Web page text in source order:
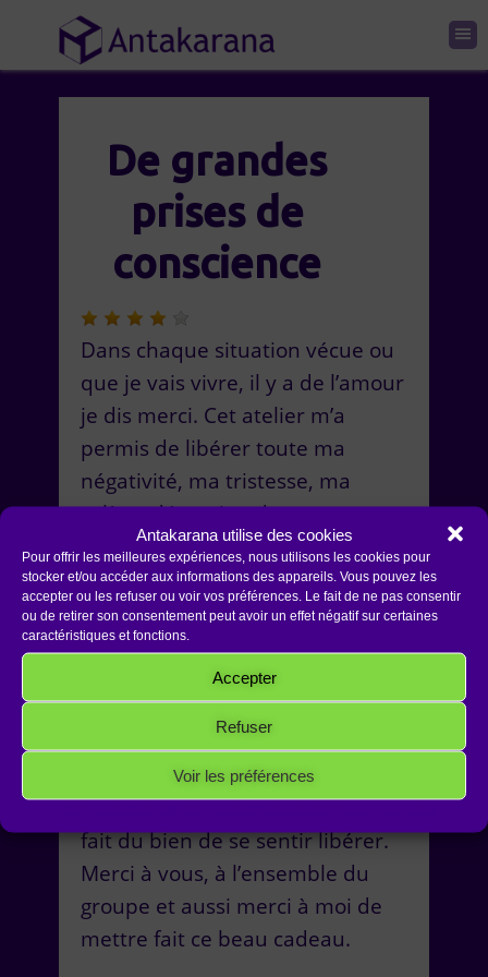
Antakarana utilise des cookies
Pour offrir les meilleures expériences, nous utilisons les cookies pour
stocker et/ou accéder aux informations des appareils. Vous pouvez les
accepter ou les refuser ou voir vos préférences. Le fait de ne pas consentir
ou de retirer son consentement peut avoir un effet négatif sur certaines
caractéristiques et fonctions.
Accepter
Refuser
Voir les préférences
De grandes
prises de
conscience
Dans chaque situation vécue ou
que je vais vivre, il y a de l’amour
je dis merci. Cet atelier m’a
permis de libérer toute ma
négativité, ma tristesse, ma
colère, déception de mon
enfance et en ressortir rempli
d’amour. Cela m’a aussi permis
de faire de très grandes prises
de conscience, de mettre des
mots sur des maux, sur des
blessures. De guérir des
blessures. D’apporter beaucoup
de lumière. Un atelier où l’on
pleure beaucoup mais que ça
fait du bien de se sentir libérer.
Merci à vous, à l’ensemble du
groupe et aussi merci à moi de
mettre fait ce beau cadeau.